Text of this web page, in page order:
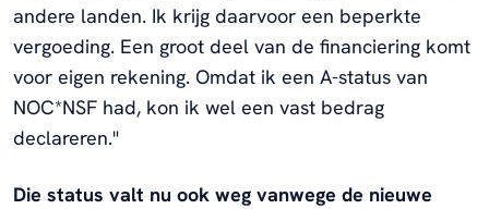
andere landen. Ik krijg daarvoor een beperkte
vergoeding. Een groot deel van de financiering komt
voor eigen rekening. Omdat ik een A-status van
NOC*NSF had, kon ik wel een vast bedrag
declareren."
Die status valt nu ook weg vanwege de nieuwe